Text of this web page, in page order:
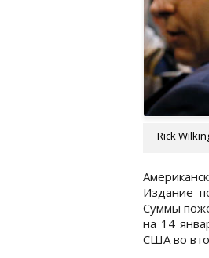
Rick
Издание
Суммы
на 14
США во